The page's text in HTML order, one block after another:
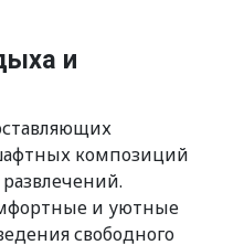
и
композиций
и уютные
свободного